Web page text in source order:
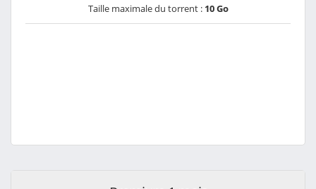
Taille maximale du torrent : 10 Go